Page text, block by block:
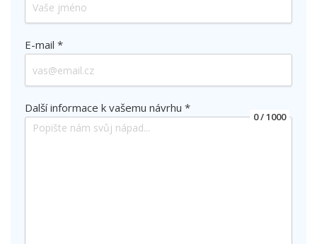
E-mail *
0/ 1000
Další informace k vašemu návrhu *